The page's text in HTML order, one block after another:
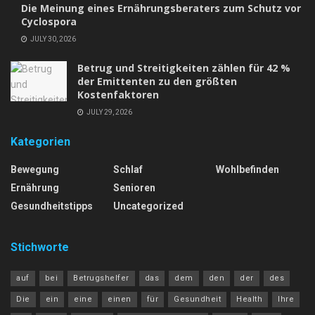
Die Meinung eines Ernährungsberaters zum Schutz vor
Cyclospora
JULY 30, 2026
Betrug und Streitigkeiten zählen für 42 %
der Emittenten zu den größten
Kostenfaktoren
JULY 29, 2026
Kategorien
Bewegung
Ernährung
Gesundheitstipps
Schlaf
Senioren
Uncategorized
Wohlbefinden
Stichworte
auf bei Betrugshelfer das dem den der des
Die ein eine einen für Gesundheit Health Ihre